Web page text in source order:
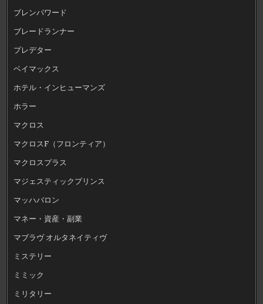
ブレンパワード
ブレードランナー
プレデター
ベイマックス
ホテル・インヒューマンズ
ホラー
マクロス
マクロスF（フロンティア）
マクロスプラス
マジェスティックプリンス
マッハバロン
マネー・資産・副業
マブラヴ オルタネイティヴ
ミステリー
ミミック
ミリタリー